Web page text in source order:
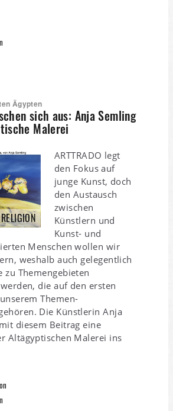
Ägypten
sich aus: Anja Semling
Malerei
ARTTRADO legt
den Fokus auf
junge Kunst, doch
den Austausch
zwischen
Künstlern und
Kunst- und
Menschen wollen wir
weshalb auch gelegentlich
zu Themengebieten
die auf den ersten
Themen-
Die Künstlerin Anja
diesem Beitrag eine
Altägyptischen Malerei ins